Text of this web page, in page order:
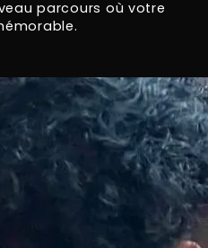
parcours où votre